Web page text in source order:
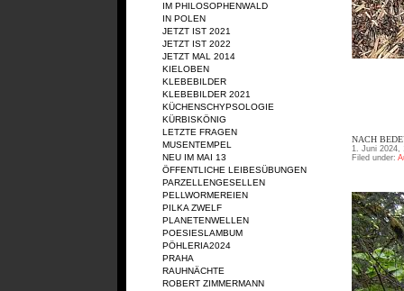
IM PHILOSOPHENWALD
IN POLEN
JETZT IST 2021
JETZT IST 2022
JETZT MAL 2014
KIELOBEN
KLEBEBILDER
KLEBEBILDER 2021
KÜCHENSCHYPSOLOGIE
KÜRBISKÖNIG
LETZTE FRAGEN
MUSENTEMPEL
NEU IM MAI 13
ÖFFENTLICHE LEIBESÜBUNGEN
PARZELLENGESELLEN
PELLWORMEREIEN
PILKA ZWELF
PLANETENWELLEN
POESIESLAMBUM
PÖHLERIA2024
PRAHA
RAUHNÄCHTE
ROBERT ZIMMERMANN
NACH
1. Juni 2024,
Filed under: